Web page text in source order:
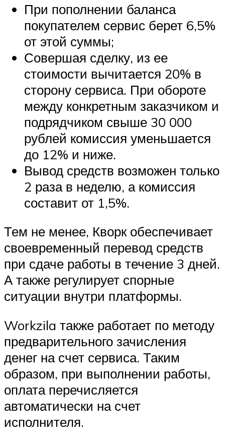
При пополнении баланса
покупателем сервис берет 6,5%
от этой суммы;
Совершая сделку, из ее
стоимости вычитается 20% в
сторону сервиса. При обороте
между конкретным заказчиком и
подрядчиком свыше 30 000
рублей комиссия уменьшается
до 12% и ниже.
Вывод средств возможен только
2 раза в неделю, а комиссия
составит от 1,5%.
Тем не менее, Кворк обеспечивает
своевременный перевод средств
при сдаче работы в течение 3 дней.
А также регулирует спорные
ситуации внутри платформы.
Workzila также работает по методу
предварительного зачисления
денег на счет сервиса. Таким
образом, при выполнении работы,
оплата перечисляется
автоматически на счет
исполнителя.